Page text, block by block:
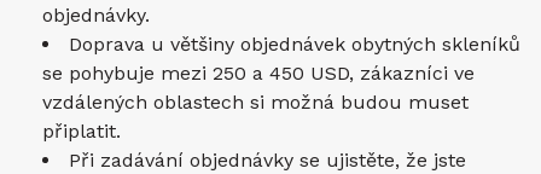
objednávky.
Doprava u většiny objednávek obytných skleníků
se pohybuje mezi 250 a 450 USD, zákazníci ve
vzdálených oblastech si možná budou muset
připlatit.
Při zadávání objednávky se ujistěte, že jste